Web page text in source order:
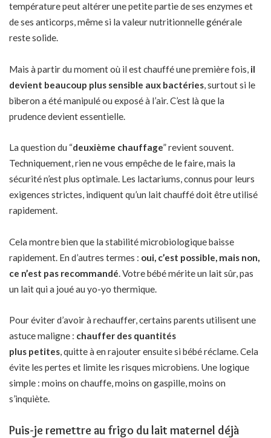
température peut altérer une petite partie de ses enzymes et
de ses anticorps, même si la valeur nutritionnelle générale
reste solide.
Mais à partir du moment où il est chauffé une première fois, il
devient beaucoup plus sensible aux bactéries, surtout si le
biberon a été manipulé ou exposé à l’air. C’est là que la
prudence devient essentielle.
La question du “deuxième chauffage” revient souvent.
Techniquement, rien ne vous empêche de le faire, mais la
sécurité n’est plus optimale. Les lactariums, connus pour leurs
exigences strictes, indiquent qu’un lait chauffé doit être utilisé
rapidement.
Cela montre bien que la stabilité microbiologique baisse
rapidement. En d’autres termes : oui, c’est possible, mais non,
ce n’est pas recommandé. Votre bébé mérite un lait sûr, pas
un lait qui a joué au yo-yo thermique.
Pour éviter d’avoir à rechauffer, certains parents utilisent une
astuce maligne : chauffer des quantités
plus petites, quitte à en rajouter ensuite si bébé réclame. Cela
évite les pertes et limite les risques microbiens. Une logique
simple : moins on chauffe, moins on gaspille, moins on
s’inquiète.
Puis-je remettre au frigo du lait maternel déjà